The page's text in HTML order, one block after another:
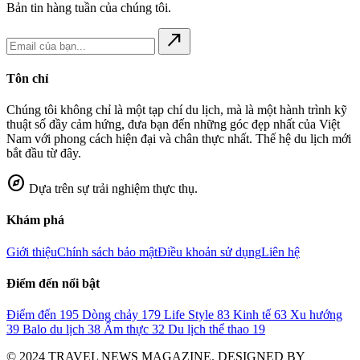
Bản tin hàng tuần của chúng tôi.
north_east
Tôn chỉ
Chúng tôi không chỉ là một tạp chí du lịch, mà là một hành trình kỹ
thuật số đầy cảm hứng, đưa bạn đến những góc đẹp nhất của Việt
Nam với phong cách hiện đại và chân thực nhất. Thế hệ du lịch mới
bắt đầu từ đây.
explore Dựa trên sự trải nghiệm thực thụ.
Khám phá
Giới thiệuChính sách bảo mậtĐiều khoản sử dụngLiên hệ
Điểm đến nổi bật
Điểm đến 195 Dòng chảy 179 Life Style 83 Kinh tế 63 Xu hướng
39 Balo du lịch 38 Ẩm thực 32 Du lịch thể thao 19
© 2024 TRAVEL NEWS MAGAZINE. DESIGNED BY